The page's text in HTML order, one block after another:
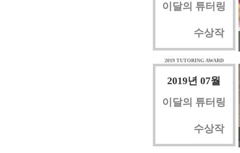
이달의 튜터링
수상작
2019 TUTORING AWARD
2019년 07월
이달의 튜터링
수상작